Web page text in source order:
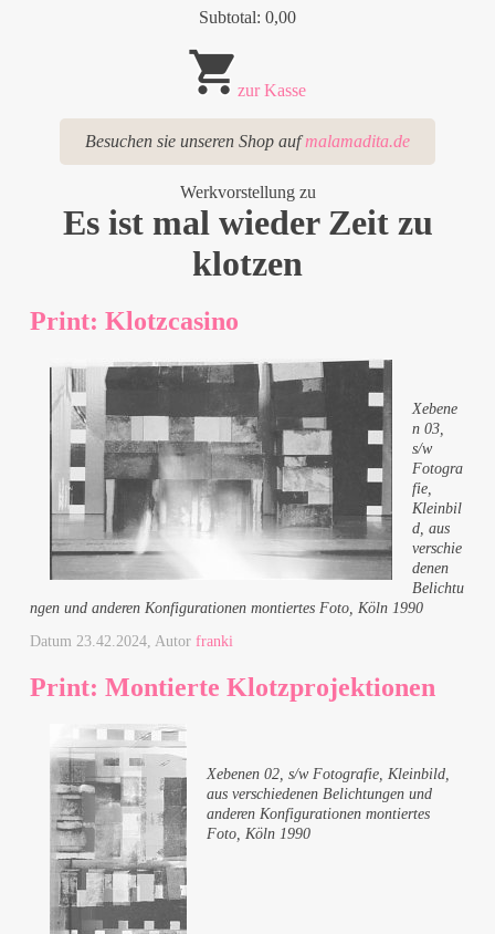
Subtotal: 0,00
zur Kasse
Besuchen sie unseren Shop aufmalamadita.de
Werkvorstellung zu
Es ist mal wieder Zeit zu
klotzen
Print: Klotzcasino
Xebene
n 03,
s/w
Fotogra
fie,
Kleinbil
d, aus
verschie
denen
Belichtu
ngen und anderen Konfigurationen montiertes Foto, Köln 1990
Datum 23.42.2024 , Autorfranki
Print: Montierte Klotzprojektionen
Xebenen 02, s/w Fotografie, Kleinbild,
aus verschiedenen Belichtungen und
anderen Konfigurationen montiertes
Foto, Köln 1990